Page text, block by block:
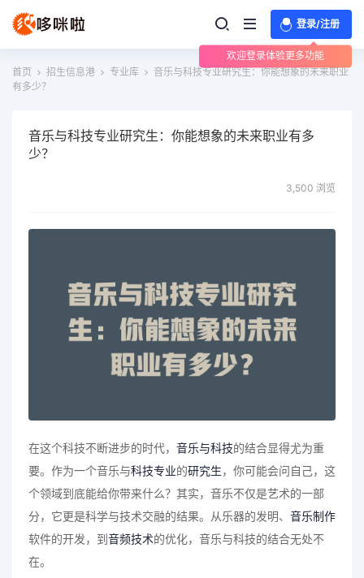
登录/注册
欢迎登录体验更多功能
首页 招生信息港 专业库
音乐与科技专业研究生：你能想象的未来职业
有多少？
音乐与科技专业研究生：你能想象的未来职业有多
少？
3,500 浏览
在这个科技不断进步的时代， 音乐与科技的结合显得尤为重
要。作为一个音乐与科技专业的研究生，你可能会问自己，这
个领域到底能给你带来什么？其实，音乐不仅是艺术的一部
分，它更是科学与技术交融的结果。从乐器的发明、 音乐制作
软件的开发，到音频技术的优化，音乐与科技的结合无处不
在。